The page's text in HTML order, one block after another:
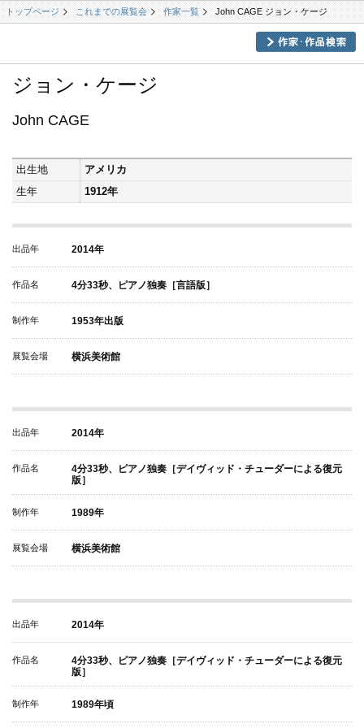
トップページ これまでの展覧会 作家一覧 John CAGE ジョン・ケージ
ジョン・ケージ
John CAGE
出生地
アメリカ
生年
1912年
出品年 2014年
作品名 4分33秒、ピアノ独奏［言語版］
制作年 1953年出版
展覧会場 横浜美術館
出品年 2014年
作品名
4分33秒、ピアノ独奏［デイヴィッド・チューダーによる復元
版］
制作年 1989年
展覧会場 横浜美術館
出品年 2014年
作品名
4分33秒、ピアノ独奏［デイヴィッド・チューダーによる復元
版］
制作年 1989年頃